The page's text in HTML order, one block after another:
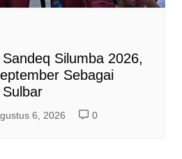
Silumba 2026,
Sebagai
6, 2026 0